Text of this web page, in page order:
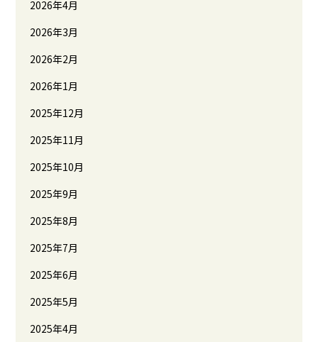
2026年4月
2026年3月
2026年2月
2026年1月
2025年12月
2025年11月
2025年10月
2025年9月
2025年8月
2025年7月
2025年6月
2025年5月
2025年4月